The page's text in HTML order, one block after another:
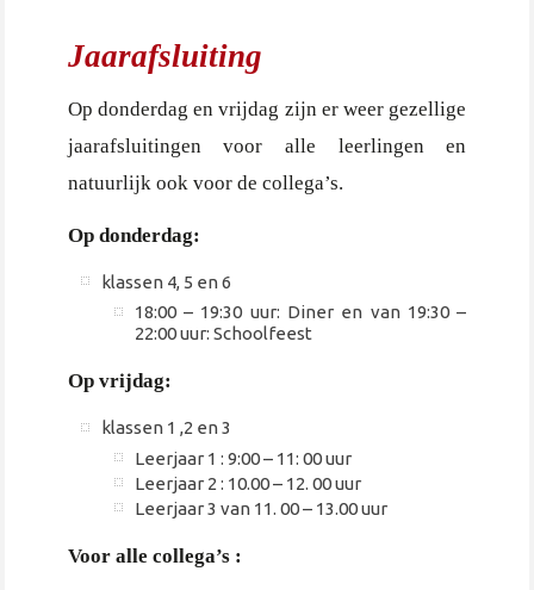
Jaarafsluiting
Op donderdag en vrijdag zijn er weer gezellige
jaarafsluitingen voor alle leerlingen en
natuurlijk ook voor de collega’s.
Op donderdag:
klassen 4, 5 en 6
18:00 – 19:30 uur: Diner en van 19:30 –
22:00 uur: Schoolfeest
Op vrijdag:
klassen 1 ,2 en 3
Leerjaar 1 : 9:00 – 11: 00 uur
Leerjaar 2 : 10.00 – 12. 00 uur
Leerjaar 3 van 11. 00 – 13.00 uur
Voor alle collega’s :